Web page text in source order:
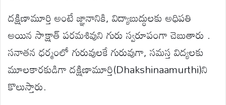
దక్షిణామూర్తి అంటే జ్ఞానానికి, విద్యాబుద్ధులకు అధిపతి
అయిన సాక్షాత్ పరమశివుని గురు స్వరూపంగా చెబుతారు .
సనాతన ధర్మంలో గురువులకే గురువుగా, సమస్త విద్యలకు
మూలకారకుడిగా దక్షిణామూర్తి(Dhakshinaamurthi)ని
కొలుస్తారు.